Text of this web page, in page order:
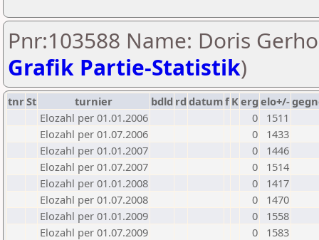
Pnr:103588 Name: Doris
Grafik Partie-Statistik)
tnrSt turnier bdld rd datumf Kerg elo+/-
Elozahl per 01.01.2006
0
1511
Elozahl per 01.07.2006
0
1433
Elozahl per 01.01.2007
0
1446
Elozahl per 01.07.2007
0
1514
Elozahl per 01.01.2008
0
1417
Elozahl per 01.07.2008
0
1470
Elozahl per 01.01.2009
0
1558
Elozahl per 01.07.2009
0
1583